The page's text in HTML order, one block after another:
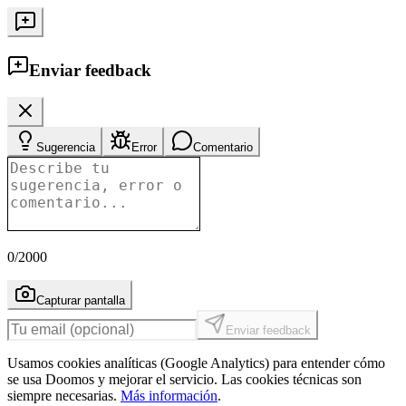
Enviar feedback
Sugerencia Error Comentario
0/2000
Capturar pantalla
Enviar feedback
Usamos cookies analíticas (Google Analytics) para entender cómo
se usa Doomos y mejorar el servicio. Las cookies técnicas son
siempre necesarias. Más información.